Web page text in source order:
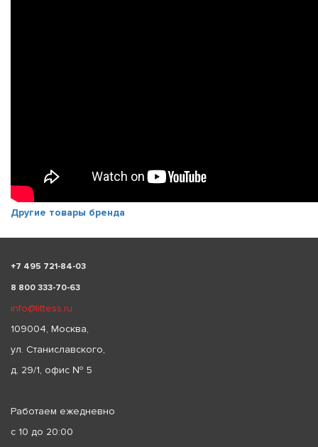
Другие товары бренда
+7 495 721-84-03
8 800 333-70-63
info@littess.ru
109004, Москва,
ул. Станиславского,
д. 29/1, офис № 5
Работаем ежедневно
с 10 до 20:00